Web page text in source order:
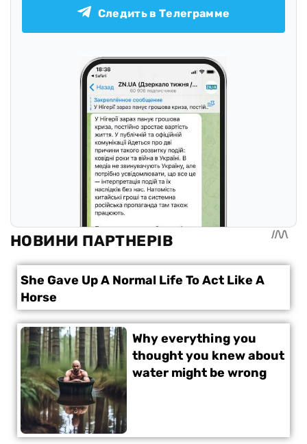
Следить в Телеграмме